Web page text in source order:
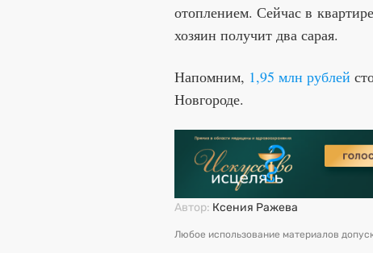
отоплением. Сейчас в
хозяин получит два сарая.
Напомним, 1,95 млн рублей
Новгороде.
Автор: Ксения Ражева
Любое использование материалов